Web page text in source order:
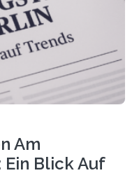
nächsten Jahren eine
nur ein Drittel hat
Am
Blick Auf